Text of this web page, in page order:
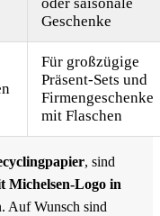
Geschenke
Für großzügige
Präsent-Sets und
Firmengeschenke
mit Flaschen
, sind
Michelsen-Logo in
Auf Wunsch sind